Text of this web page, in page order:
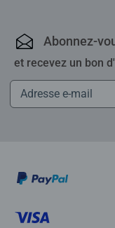
Abonnez-
et recevez un bon